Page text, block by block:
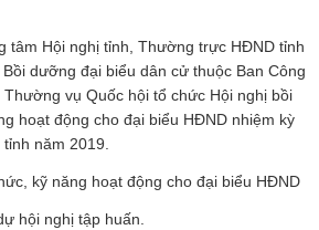
tâm Hội nghị tỉnh, Thường trực HĐND tỉnh
dưỡng đại biểu dân cử thuộc Ban Công
vụ Quốc hội tổ chức Hội nghị bồi
hoạt động cho đại biểu HĐND nhiệm kỳ
năm 2019.
hội nghị tập huấn.